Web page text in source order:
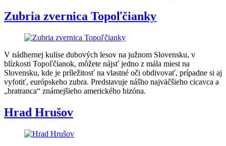
Zubria zvernica Topoľčianky
V nádhernej kulise dubových lesov na južnom Slovensku, v
blízkosti Topoľčianok, môžete nájsť jedno z mála miest na
Slovensku, kde je príležitosť na vlastné oči obdivovať, prípadne si aj
vyfotiť, európskeho zubra. Predstavuje nášho najväčšieho cicavca a
„bratranca“ známejšieho amerického bizóna.
Hrad Hrušov